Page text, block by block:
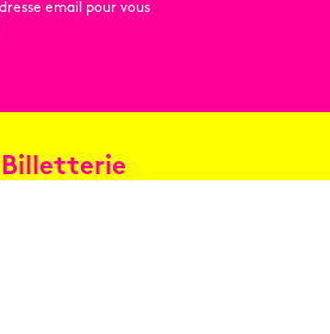
email pour vous
Billetterie